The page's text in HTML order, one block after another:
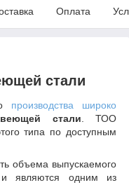
Оплата
стали
производства широко
стали. ТОО
типа по доступным
объема выпускаемого
являются одним из